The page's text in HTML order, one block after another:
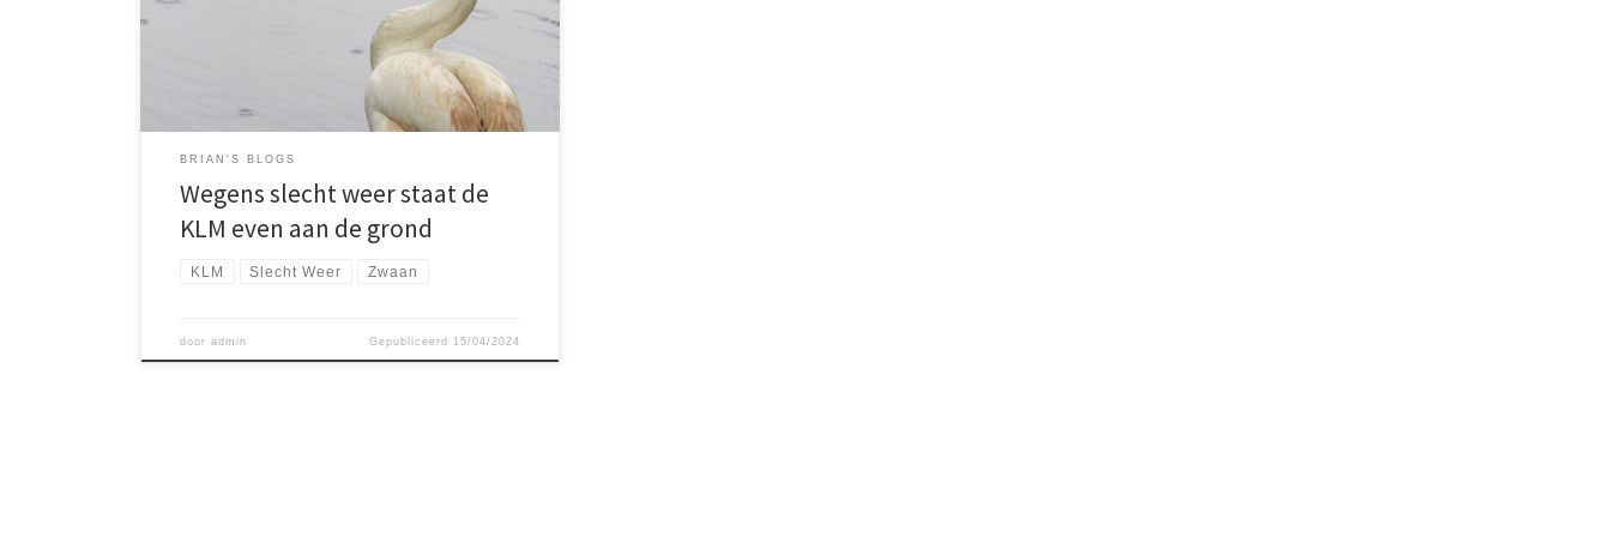
BRIAN'S BLOGS
Wegens slecht weer staat de
KLM even aan de grond
KLM Slecht Weer Zwaan
dooradmin Gepubliceerd 15/04/2024